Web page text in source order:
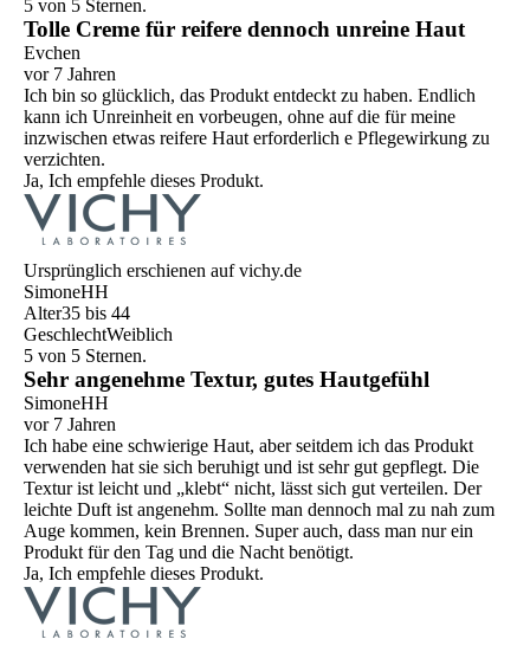
5 von 5 Sternen.
Tolle Creme für reifere dennoch unreine Haut
Evchen
vor 7 Jahren
Ich bin so glücklich, das Produkt entdeckt zu haben. Endlich
kann ich Unreinheit en vorbeugen, ohne auf die für meine
inzwischen etwas reifere Haut erforderlich e Pflegewirkung zu
verzichten.
Ja, Ich empfehle dieses Produkt.
Ursprünglich erschienen auf vichy.de
SimoneHH
Alter35 bis 44
GeschlechtWeiblich
5 von 5 Sternen.
Sehr angenehme Textur, gutes Hautgefühl
SimoneHH
vor 7 Jahren
Ich habe eine schwierige Haut, aber seitdem ich das Produkt
verwenden hat sie sich beruhigt und ist sehr gut gepflegt. Die
Textur ist leicht und „klebt“ nicht, lässt sich gut verteilen. Der
leichte Duft ist angenehm. Sollte man dennoch mal zu nah zum
Auge kommen, kein Brennen. Super auch, dass man nur ein
Produkt für den Tag und die Nacht benötigt.
Ja, Ich empfehle dieses Produkt.